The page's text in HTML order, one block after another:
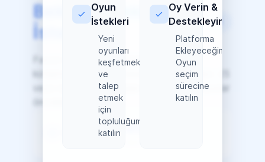
Beklemedeki
İstekler
1
Favori oyunlarınızı destekleyin ve
kütüphanemize ulaşmalarına yardımcı olun. 25
veya daha fazla topluluk oyuna sahip oyunlar
öncelikli işleme alınır.
Başarı Oranı 85%
Oyun
İstekleri
Yeni
oyunları
keşfetmek
ve
talep
etmek
için
topluluğumuza
katılın
Oy Verin &
Destekleyin
Platforma
Ekleyeceğimiz
Oyun
seçim
sürecine
katılın